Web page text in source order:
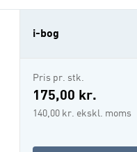
i-bog
Pris pr. stk.
175,00 kr.
140,00 kr. ekskl. moms